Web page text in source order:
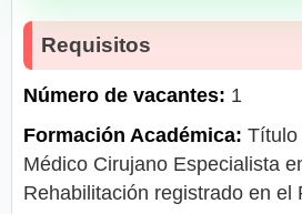
Requisitos
Número de vacantes: 1
Formación Académica: Título
Médico Cirujano Especialista
Rehabilitación registrado en el